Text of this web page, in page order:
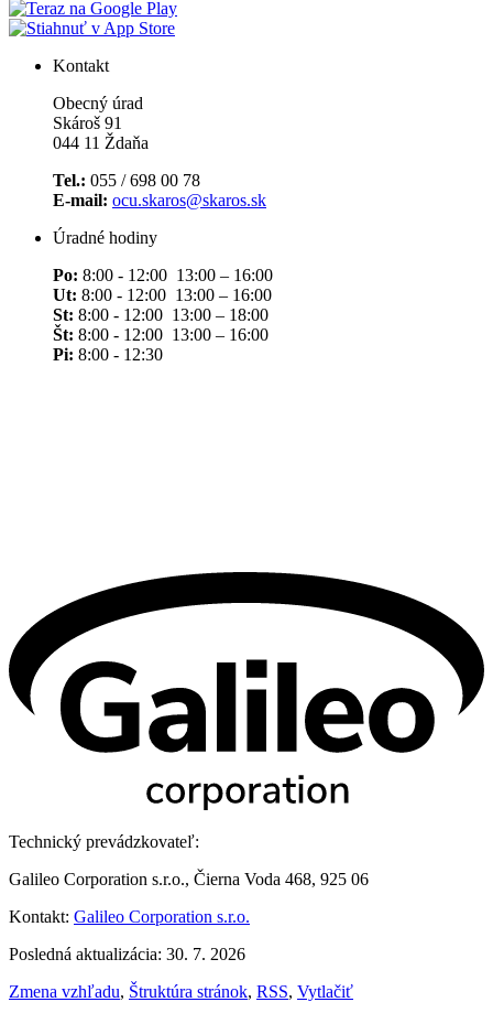
Kontakt
Obecný úrad
Skároš 91
044 11 Ždaňa
Tel.: 055 / 698 00 78
E-mail: ocu.skaros@skaros.sk
Úradné hodiny
Po: 8:00 - 12:00 13:00 – 16:00
Ut: 8:00 - 12:00 13:00 – 16:00
St: 8:00 - 12:00 13:00 – 18:00
Št: 8:00 - 12:00 13:00 – 16:00
Pi: 8:00 - 12:30
Technický prevádzkovateľ:
Galileo Corporation s.r.o., Čierna Voda 468, 925 06
Kontakt: Galileo Corporation s.r.o.
Posledná aktualizácia: 30. 7. 2026
Zmena vzhľadu, Štruktúra stránok, RSS, Vytlačiť